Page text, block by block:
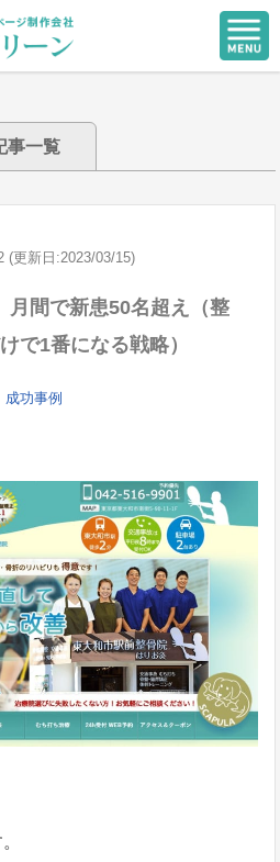
事一覧
(更新日:2023/03/15)
月間で新患50名超え（整
で1番になる戦略）
成功事例